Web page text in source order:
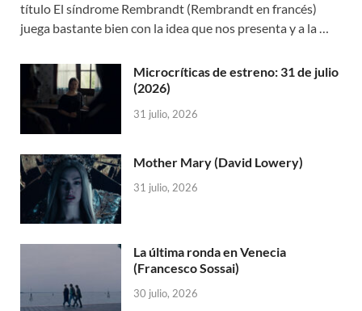
título El síndrome Rembrandt (Rembrandt en francés)
juega bastante bien con la idea que nos presenta y a la …
Microcríticas de estreno: 31 de julio
(2026)
31 julio, 2026
Mother Mary (David Lowery)
31 julio, 2026
La última ronda en Venecia
(Francesco Sossai)
30 julio, 2026